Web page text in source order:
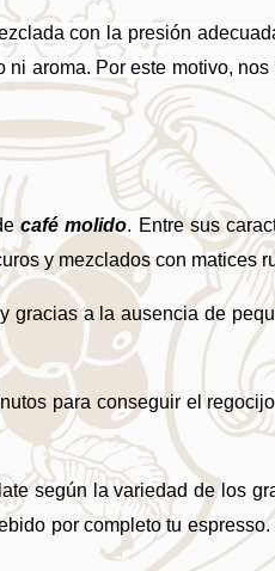
aroma. Por este motivo,
café molido. Entre sus
y mezclados con matices
a la ausencia de
para conseguir el
según la variedad de los
por completo tu